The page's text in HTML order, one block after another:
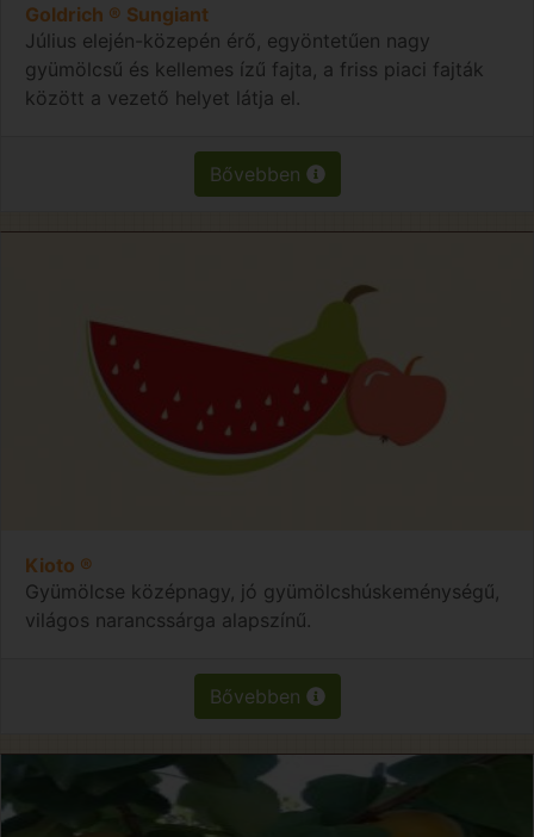
Goldrich ® Sungiant
Július elején-közepén érő, egyöntetűen nagy
gyümölcsű és kellemes ízű fajta, a friss piaci fajták
között a vezető helyet látja el.
Bővebben
Kioto ®
Gyümölcse középnagy, jó gyümölcshúskeménységű,
világos narancssárga alapszínű.
Bővebben